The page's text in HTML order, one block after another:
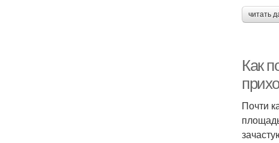
читать
Как
Почти